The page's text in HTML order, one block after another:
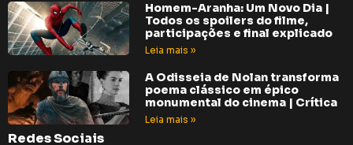
Homem-Aranha: Um Novo Dia |
Todos os spoilers do filme,
participações e final explicado
Leia mais »
A Odisseia de Nolan transforma
poema clássico em épico
monumental do cinema | Crítica
Leia mais »
Redes Sociais